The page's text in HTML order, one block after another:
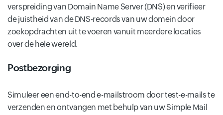
verspreiding van Domain Name Server (DNS) en verifieer
de juistheid van de DNS-records van uw domein door
zoekopdrachten uit te voeren vanuit meerdere locaties
over de hele wereld.
Postbezorging
Simuleer een end-to-end e-mailstroom door test-e-mails te
verzenden en ontvangen met behulp van uw Simple Mail